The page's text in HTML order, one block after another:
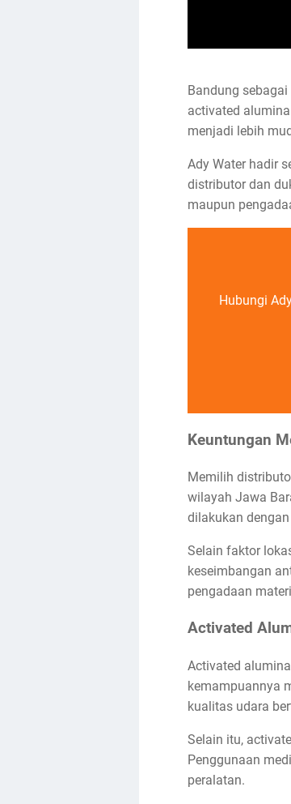
Bandung
activated
menjadi lebih
Ady Water hadir
distributor dan
maupun
Hubungi
Keuntungan
Memilih
wilayah Jawa
dilakukan
Selain faktor
keseimbangan
pengadaan
Activated
Activated
kemampuannya
kualitas udara
Selain itu,
Penggunaan
peralatan.